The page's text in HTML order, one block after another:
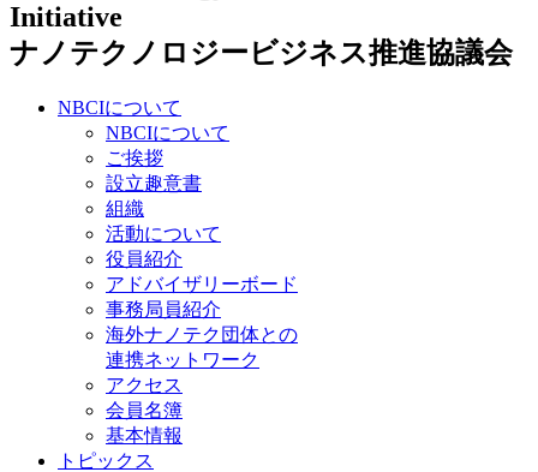
ナノテクノロジービジネス推進協議会
NBCIについて
NBCIについて
ご挨拶
設立趣意書
組織
活動について
役員紹介
アドバイザリーボード
事務局員紹介
海外ナノテク団体との
連携ネットワーク
アクセス
会員名簿
基本情報
トピックス